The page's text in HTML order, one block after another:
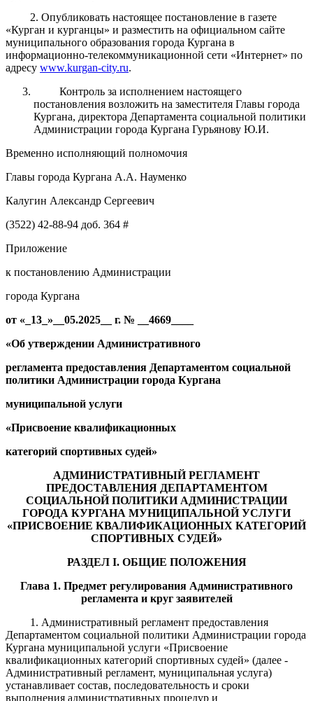
2. Опубликовать настоящее постановление в газете
«Курган и курганцы» и разместить на официальном сайте
муниципального образования города Кургана в
информационно-телекоммуникационной сети «Интернет» по
адресу www.kurgan-city.ru.
Контроль за исполнением настоящего
постановления возложить на заместителя Главы города
Кургана, директора Департамента социальной политики
Администрации города Кургана Гурьянову Ю.И.
Временно исполняющий полномочия
Главы города Кургана А.А. Науменко
Калугин Александр Сергеевич
(3522) 42-88-94 доб. 364 #
Приложение
к постановлению Администрации
города Кургана
от «_13_»__05.2025__ г. № __4669____
«Об утверждении Административного
регламента предоставления Департаментом социальной
политики Администрации города Кургана
муниципальной услуги
«Присвоение квалификационных
категорий спортивных судей»
АДМИНИСТРАТИВНЫЙ РЕГЛАМЕНТ
ПРЕДОСТАВЛЕНИЯ ДЕПАРТАМЕНТОМ
СОЦИАЛЬНОЙ ПОЛИТИКИ АДМИНИСТРАЦИИ
ГОРОДА КУРГАНА МУНИЦИПАЛЬНОЙ УСЛУГИ
«ПРИСВОЕНИЕ КВАЛИФИКАЦИОННЫХ КАТЕГОРИЙ
СПОРТИВНЫХ СУДЕЙ»
РАЗДЕЛ I. ОБЩИЕ ПОЛОЖЕНИЯ
Глава 1. Предмет регулирования Административного
регламента и круг заявителей
1. Административный регламент предоставления
Департаментом социальной политики Администрации города
Кургана муниципальной услуги «Присвоение
квалификационных категорий спортивных судей» (далее -
Административный регламент, муниципальная услуга)
устанавливает состав, последовательность и сроки
выполнения административных процедур и